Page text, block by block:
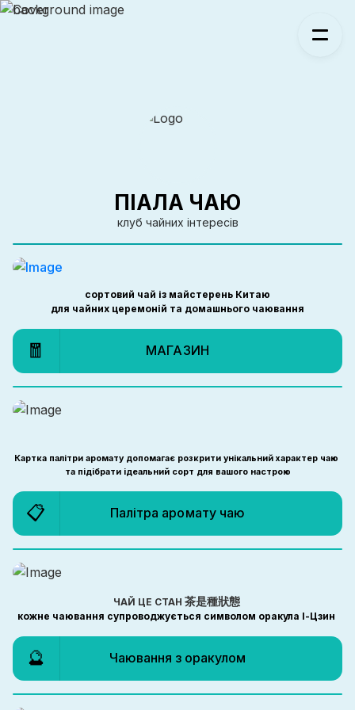
ПІАЛА ЧАЮ
клуб чайних інтересів
сортовий чай із майстерень Китаю
для чайних церемоній та домашнього чаювання
🧧 МАГАЗИН
Картка палітри аромату допомагає розкрити унікальний характер чаю
та підібрати ідеальний сорт для вашого настрою
📋 Палітра аромату чаю
ЧАЙ ЦЕ СТАН 茶是種狀態
кожне чаювання супроводжується символом оракула І-Цзин
🔮 Чаювання з оракулом